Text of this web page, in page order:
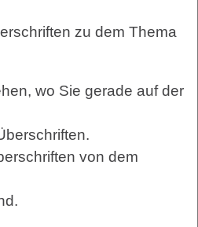
zu dem Thema
wo Sie gerade auf der
von dem